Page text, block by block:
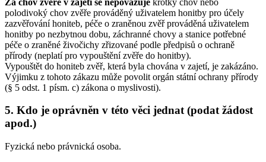
polodivoký chov zvěře prováděný uživatelem honitby pro účely
zazvěřování honiteb, péče o zraněnou zvěř prováděná uživatelem
honitby po nezbytnou dobu, záchranné chovy a stanice potřebné
péče o zraněné živočichy zřizované podle předpisů o ochraně
přírody (neplatí pro vypouštění zvěře do honitby).
Vypouštět do honiteb zvěř, která byla chována v zajetí, je zakázáno.
Výjimku z tohoto zákazu může povolit orgán státní ochrany přírody
(§ 5 odst. 1 písm. c) zákona o myslivosti).
5. Kdo je oprávněn v této věci jednat (podat žádost
apod.)
Fyzická nebo právnická osoba.